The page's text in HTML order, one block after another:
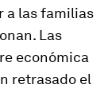
a las familias
Las
económica
retrasado el